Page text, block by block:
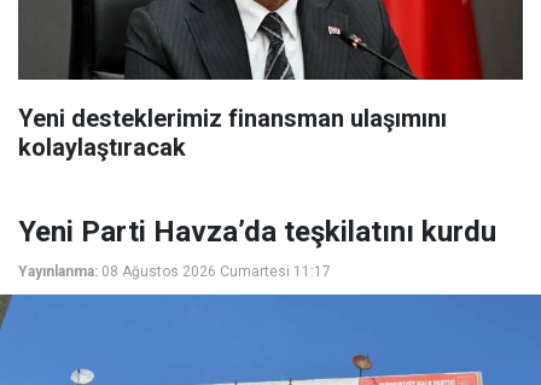
Yeni desteklerimiz finansman ulaşımını
kolaylaştıracak
Yeni Parti Havza’da teşkilatını kurdu
Yayınlanma: 08 Ağustos 2026 Cumartesi 11:17